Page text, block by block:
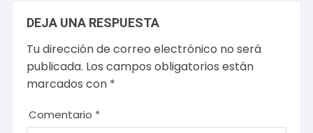
DEJA UNA RESPUESTA
Tu dirección de correo electrónico no será
publicada. Los campos obligatorios están
marcados con *
Comentario *